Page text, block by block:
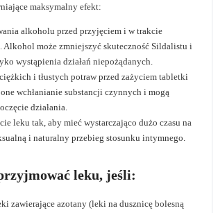
maksymalny efekt:
alkoholu przed przyjęciem i w trakcie
Alkohol może zmniejszyć skuteczność Sildalistu i
wystąpienia działań niepożądanych.
i tłustych potraw przed zażyciem tabletki
wchłanianie substancji czynnych i mogą
działania.
leku tak, aby mieć wystarczająco dużo czasu na
i naturalny przebieg stosunku intymnego.
leku, jeśli:
zawierające azotany (leki na dusznicę bolesną